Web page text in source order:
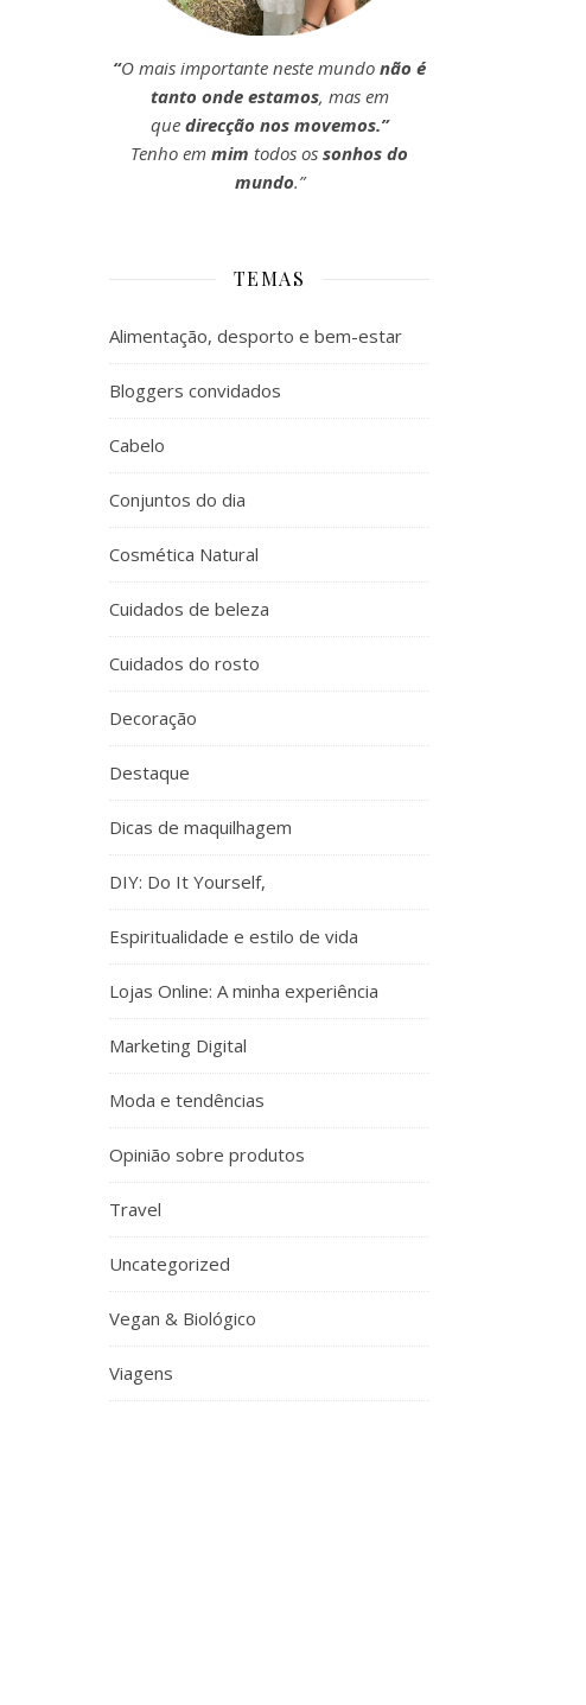
“O mais importante neste mundo não é
tanto onde estamos, mas em
que direcção nos movemos.”
Tenho em mim todos os sonhos do
mundo.”
TEMAS
Alimentação, desporto e bem-estar
Bloggers convidados
Cabelo
Conjuntos do dia
Cosmética Natural
Cuidados de beleza
Cuidados do rosto
Decoração
Destaque
Dicas de maquilhagem
DIY: Do It Yourself,
Espiritualidade e estilo de vida
Lojas Online: A minha experiência
Marketing Digital
Moda e tendências
Opinião sobre produtos
Travel
Uncategorized
Vegan & Biológico
Viagens